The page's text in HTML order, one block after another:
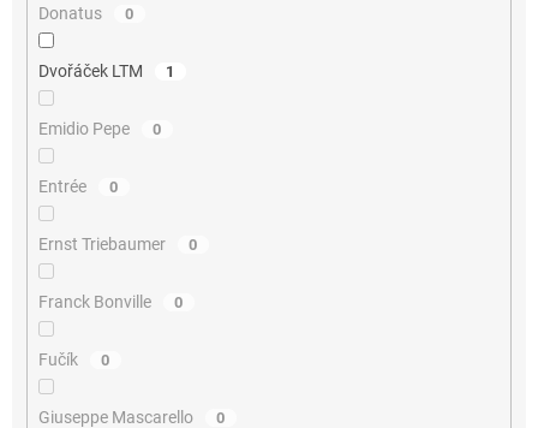
Donatus 0
Dvořáček LTM 1
Emidio Pepe 0
Entrée 0
Ernst Triebaumer 0
Franck Bonville 0
Fučík 0
Giuseppe Mascarello 0